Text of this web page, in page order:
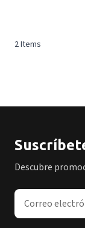
2Items
Descubre
Dirección de